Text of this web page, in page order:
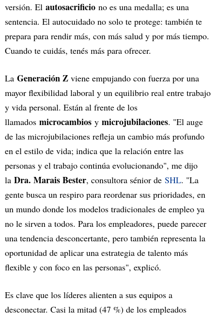
versión. El autosacrificio no es una medalla; es una
sentencia. El autocuidado no solo te protege: también te
prepara para rendir más, con más salud y por más tiempo.
Cuando te cuidás, tenés más para ofrecer.
La Generación Z viene empujando con fuerza por una
mayor flexibilidad laboral y un equilibrio real entre trabajo
y vida personal. Están al frente de los
llamados microcambios y microjubilaciones. "El auge
de las microjubilaciones refleja un cambio más profundo
en el estilo de vida; indica que la relación entre las
personas y el trabajo continúa evolucionando", me dijo
la Dra. Marais Bester, consultora sénior de SHL. "La
gente busca un respiro para reordenar sus prioridades, en
un mundo donde los modelos tradicionales de empleo ya
no le sirven a todos. Para los empleadores, puede parecer
una tendencia desconcertante, pero también representa la
oportunidad de aplicar una estrategia de talento más
flexible y con foco en las personas", explicó.
Es clave que los líderes alienten a sus equipos a
desconectar. Casi la mitad (47 %) de los empleados